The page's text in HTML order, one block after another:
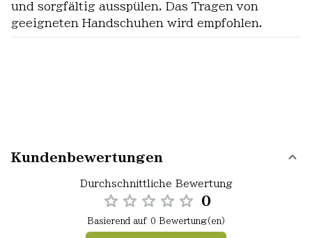
und sorgfältig ausspülen. Das Tragen von
geeigneten Handschuhen wird empfohlen.
Kundenbewertungen
Durchschnittliche Bewertung
0
Basierend auf 0 Bewertung(en)